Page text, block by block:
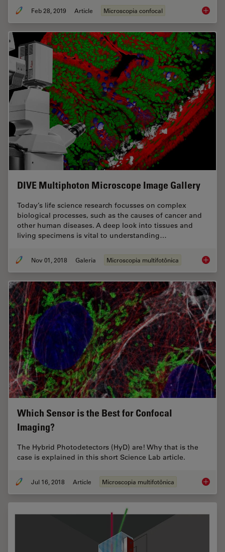
Feb 28, 2019 Article Microscopia confocal What is
DIVE Multiphoton Microscope Image Gallery
Today’s life science research focusses on complex
biological processes, such as the causes of cancer and
other human diseases. A deep look into tissues and
living specimens is vital to understanding…
Nov 01, 2018 Galeria Microscopia multifotônica DIVE
Which Sensor is the Best for Confocal
Imaging?
The Hybrid Photodetectors (HyD) are! Why that is the
case is explained in this short Science Lab article.
Jul 16, 2018 Article Microscopia multifotônica Which